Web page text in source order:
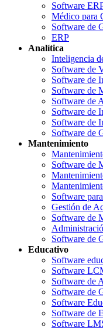
Software
Médico para
Software de
ERP
Analítica
Inteligencia
Software de
Software de
Software de
Software de
Software de
Software de
Software de
Mantenimiento
Software de
Software
Gestión de
Software de
Software de
Educativo
Software
Software
Software de
Software de
Software
Software de
Software